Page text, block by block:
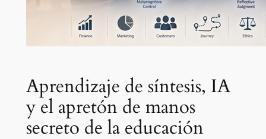
Aprendizaje de síntesis, IA
y el apretón de manos
secreto de la educación